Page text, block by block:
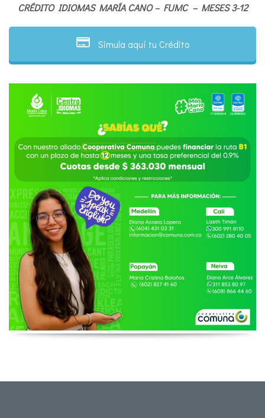
CRÉDITO IDIOMAS MARÍA CANO – FUMC – MESES 3-12
Simula aquí tu Crédito